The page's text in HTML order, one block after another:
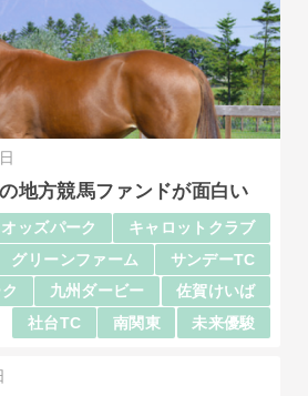
地方競馬ファンドが面白い
オッズパーク
キャロットクラブ
グリーンファーム
サンデーTC
九州ダービー
佐賀けいば
社台TC
南関東 未来優駿